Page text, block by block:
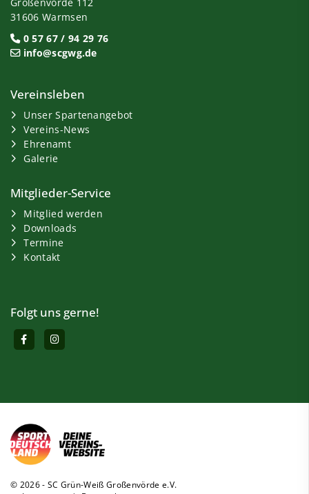
31606 Warmsen
0 57 67 / 94 29 76
info@scgwg.de
Vereinsleben
Unser Spartenangebot
Vereins-News
Ehrenamt
Galerie
Mitglieder-Service
Mitglied werden
Downloads
Termine
Kontakt
Folgt uns gerne!
© 2026 - SC Grün-Weiß Großenvörde e.V.